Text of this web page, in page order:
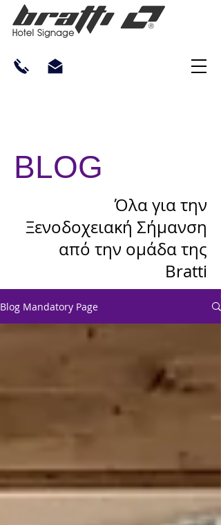
BLOG
Όλα για την
Ξενοδοχειακή Σήμανση
από την ομάδα της
Bratti
Blog Mandatory Page